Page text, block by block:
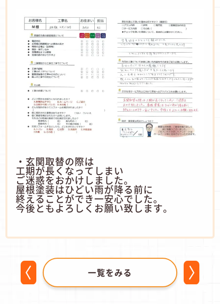
・玄関取替の際は
工期が長くなってしまい
ご迷惑をおかけしました。
屋根塗装はひどい雨が降る前に
終えることができ一安心でした。
今後ともよろしくお願い致します。
一覧をみる